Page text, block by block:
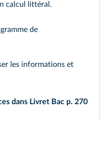
calcul littéral.
de
les informations et
dans Livret Bac p. 270